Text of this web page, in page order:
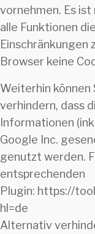
vornehmen. Es
alle Funktionen
Einschränkungen
Browser keine
Weiterhin können
verhindern, dass
Informationen
Google Inc.
genutzt werden.
entsprechenden
Plugin: https://
hl=de
Alternativ